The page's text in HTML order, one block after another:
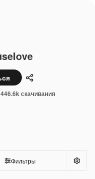
Поделиться
446.6k скачивания
Фильтры